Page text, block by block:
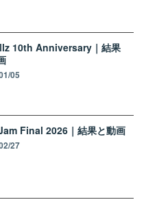
10th Anniversary｜結果
05
Final 2026｜結果と動画
27